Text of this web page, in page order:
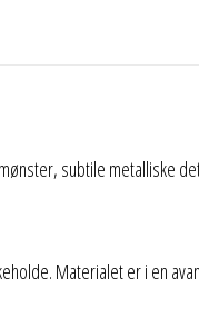
subtile metalliske
Materialet er i en